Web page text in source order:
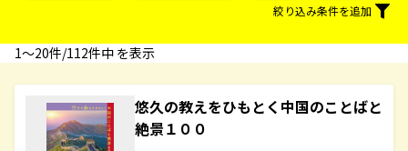
絞り込み条件を追加
1〜20件/112件中 を表示
悠久の教えをひもとく中国のことばと
絶景１００